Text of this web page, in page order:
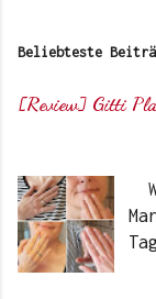
Beliebteste
[Review] Gitti